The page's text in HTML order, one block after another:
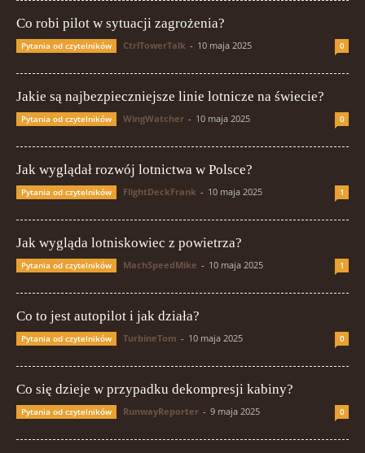
Co robi pilot w sytuacji zagrożenia?
Pytania od czytelników CtrlTowerTalk - 10 maja 2025 0
Jakie są najbezpieczniejsze linie lotnicze na świecie?
Pytania od czytelników WingWatcher - 10 maja 2025 0
Jak wyglądał rozwój lotnictwa w Polsce?
Pytania od czytelników FlightDeckFrank - 10 maja 2025 1
Jak wygląda lotniskowiec z powietrza?
Pytania od czytelników MachSpeedMike - 10 maja 2025 1
Co to jest autopilot i jak działa?
Pytania od czytelników TurbineTom - 10 maja 2025 0
Co się dzieje w przypadku dekompresji kabiny?
Pytania od czytelników RunwayReporter - 9 maja 2025 0